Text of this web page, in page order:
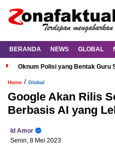
BERANDA NEWS GLOBAL
Oknum Polisi yang Bentak Guru
Home / Global
Google Akan Rilis
Berbasis AI yang
Id Amor
Senin, 8 Mei 2023